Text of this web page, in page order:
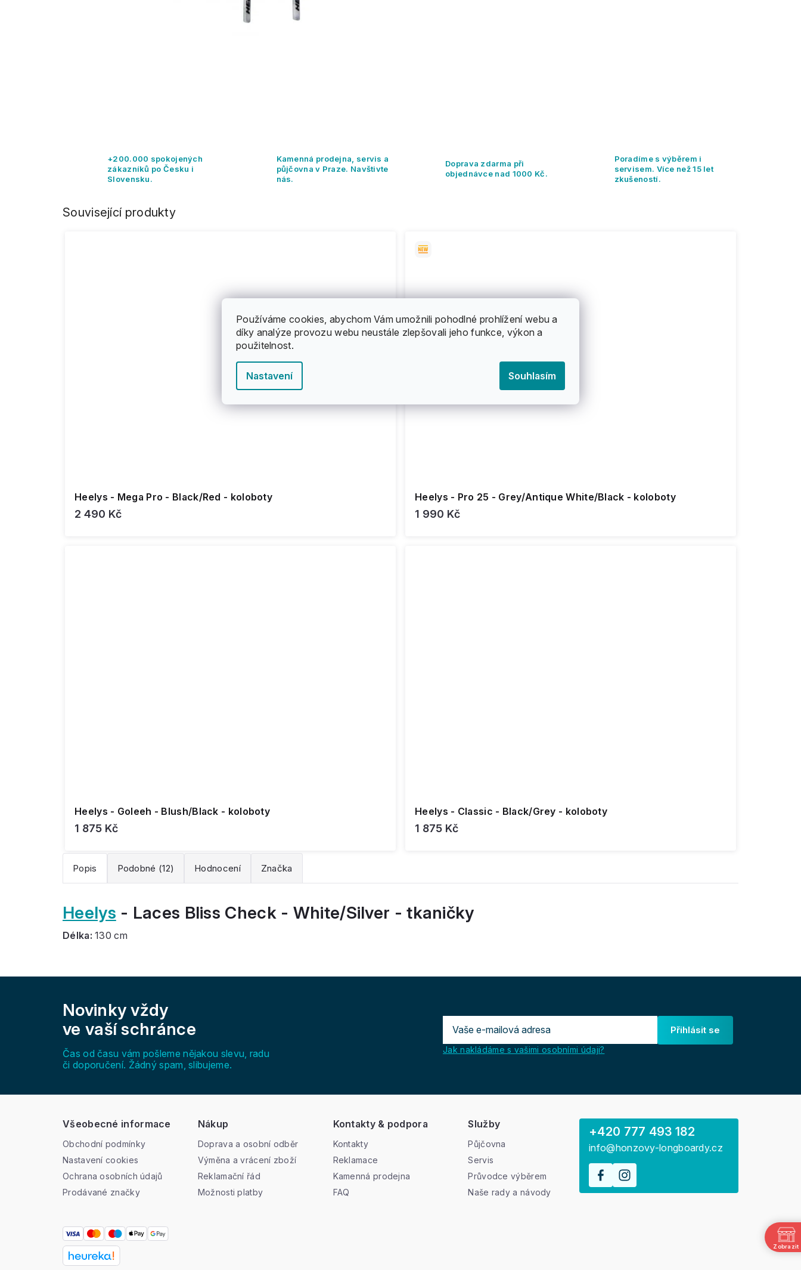
Používáme cookies, abychom Vám umožnili pohodlné prohlížení webu a
díky analýze provozu webu neustále zlepšovali jeho funkce, výkon a
použitelnost.
Nastavení Souhlasím
+200.000 spokojených
zákazníků po Česku i
Slovensku.
Kamenná prodejna, servis a
půjčovna v Praze. Navštivte
nás.
Doprava zdarma při
objednávce nad 1000 Kč.
Poradíme s výběrem i
servisem. Více než 15 let
zkušeností.
Související produkty
Heelys - Mega Pro - Black/Red - koloboty
2 490 Kč
Heelys - Pro 25 - Grey/Antique White/Black - koloboty
1 990 Kč
Heelys - Goleeh - Blush/Black - koloboty
1 875 Kč
Heelys - Classic - Black/Grey - koloboty
1 875 Kč
Popis Podobné (12) Hodnocení Značka
Heelys - Laces Bliss Check - White/Silver - tkaničky
Délka:130 cm
Novinky vždy
ve vaší schránce
Čas od času vám pošleme nějakou slevu, radu
či doporučení. Žádný spam, slibujeme.
Přihlásit se
Jak nakládáme s vašimi osobními údaji?
Všeobecné informace
Obchodní podmínky
Nastavení cookies
Ochrana osobních údajů
Prodávané značky
Nákup
Doprava a osobní odběr
Výměna a vrácení zboží
Reklamační řád
Možnosti platby
Kontakty & podpora
Kontakty
Reklamace
Kamenná prodejna
FAQ
Služby
Půjčovna
Servis
Průvodce výběrem
Naše rady a návody
+420 777 493 182
info@honzovy-longboardy.cz
Zobrazit